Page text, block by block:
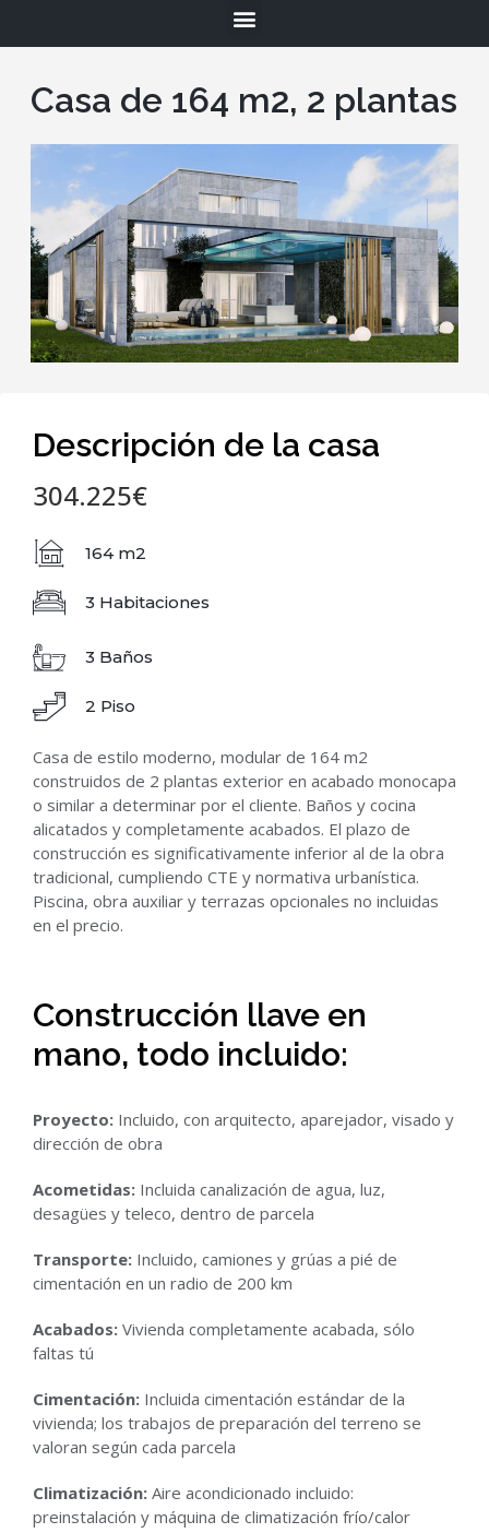
Casa de 164 m2, 2 plantas
Descripción de la casa
304.225€
164 m2
3 Habitaciones
3 Baños
2 Piso
Casa de estilo moderno, modular de 164 m2
construidos de 2 plantas exterior en acabado monocapa
o similar a determinar por el cliente. Baños y cocina
alicatados y completamente acabados. El plazo de
construcción es significativamente inferior al de la obra
tradicional, cumpliendo CTE y normativa urbanística.
Piscina, obra auxiliar y terrazas opcionales no incluidas
en el precio.
Construcción llave en
mano, todo incluido:
Proyecto: Incluido, con arquitecto, aparejador, visado y
dirección de obra
Acometidas: Incluida canalización de agua, luz,
desagües y teleco, dentro de parcela
Transporte: Incluido, camiones y grúas a pié de
cimentación en un radio de 200 km
Acabados: Vivienda completamente acabada, sólo
faltas tú
Cimentación: Incluida cimentación estándar de la
vivienda; los trabajos de preparación del terreno se
valoran según cada parcela
Climatización: Aire acondicionado incluido:
preinstalación y máquina de climatización frío/calor